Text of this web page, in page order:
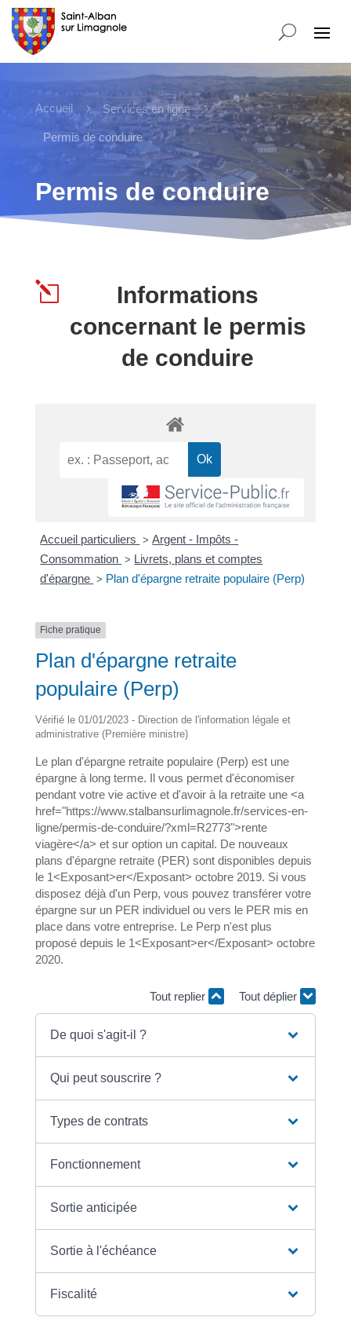
Accueil 5 Services en ligne 5
Permis de conduire
Permis de conduire
l
Informations
concernant le permis
de conduire
Accueil particuliers > Argent - Impôts -
Consommation > Livrets, plans et comptes
d'épargne > Plan d'épargne retraite populaire (Perp)
Fiche pratique
Plan d'épargne retraite
populaire (Perp)
Vérifié le 01/01/2023 - Direction de l'information légale et
administrative (Première ministre)
Le plan d'épargne retraite populaire (Perp) est une
épargne à long terme. Il vous permet d'économiser
pendant votre vie active et d'avoir à la retraite une <a
href="https://www.stalbansurlimagnole.fr/services-en-
ligne/permis-de-conduire/?xml=R2773">rente
viagère</a> et sur option un capital. De nouveaux
plans d'épargne retraite (PER) sont disponibles depuis
le 1<Exposant>er</Exposant> octobre 2019. Si vous
disposez déjà d'un Perp, vous pouvez transférer votre
épargne sur un PER individuel ou vers le PER mis en
place dans votre entreprise. Le Perp n'est plus
proposé depuis le 1<Exposant>er</Exposant> octobre
2020.
Tout replier Tout déplier
De quoi s'agit-il ?
Qui peut souscrire ?
Types de contrats
Fonctionnement
Sortie anticipée
Sortie à l'échéance
Fiscalité